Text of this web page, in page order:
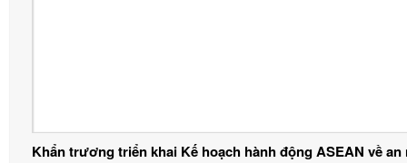
Khẩn trương triển khai Kế hoạch hành động ASEAN về